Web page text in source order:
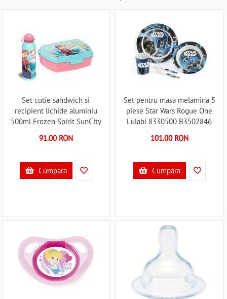
Set cutie sandwich si
recipient lichide aluminiu
500ml Frozen Spirit SunCity
91.00 RON
Cumpara
Set pentru masa melamina 5
piese Star Wars Rogue One
Lulabi 8330500 B3502846
101.00 RON
Cumpara